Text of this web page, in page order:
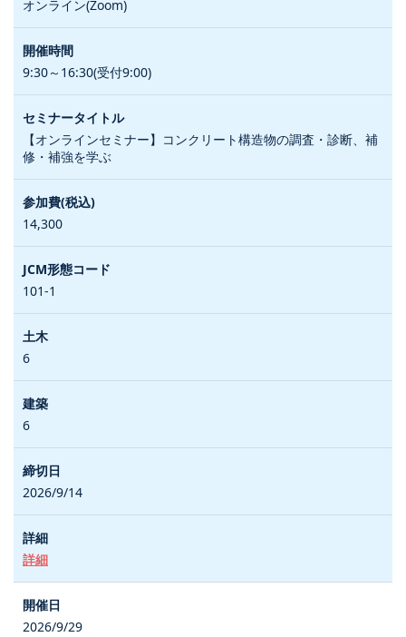
オンライン(Zoom)
9:30～16:30(受付9:00)
【オンラインセミナー】コンクリート構造物の調査・診断、補
修・補強を学ぶ
14,300
101-1
6
6
2026/9/14
詳細
2026/9/29